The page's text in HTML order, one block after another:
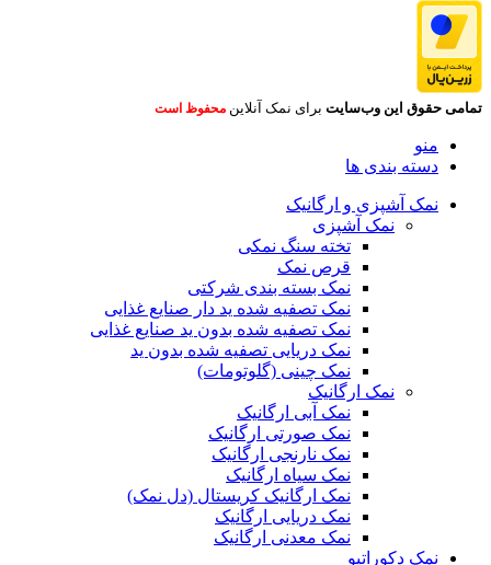
تمامی حقوق این وب‌سایت برای نمک آنلاین محفوظ است
منو
دسته بندی ها
نمک آشپزی و ارگانیک
نمک آشپزی
تخته سنگ نمکی
قرص نمک
نمک بسته بندی شرکتی
نمک تصفیه شده ید دار صنایع غذایی
نمک تصفیه شده بدون ید صنایع غذایی
نمک دریایی تصفیه شده بدون ید
نمک چینی (گلوتومات)
نمک ارگانیک
نمک آبی ارگانیک
نمک صورتی ارگانیک
نمک نارنجی ارگانیک
نمک سیاه ارگانیک
نمک ارگانیک کریستال (دل نمک)
نمک دریایی ارگانیک
نمک معدنی ارگانیک
نمک دکوراتیو